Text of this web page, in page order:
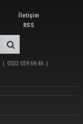
İletişim
RSS
| 0532 059 69 46 |